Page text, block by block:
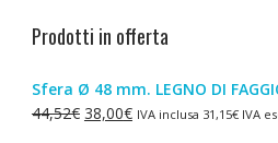
Prodotti in offerta
Sfera Ø 48 mm. LEGNO DI
44,52€ Il
38,00€IlIVA inclusa 31,15€IVA